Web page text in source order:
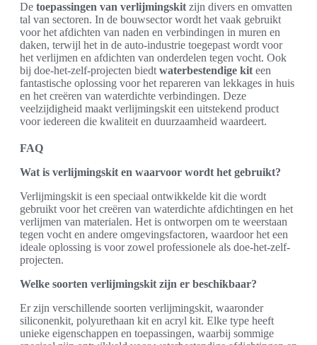
De toepassingen van verlijmingskit zijn divers en omvatten
tal van sectoren. In de bouwsector wordt het vaak gebruikt
voor het afdichten van naden en verbindingen in muren en
daken, terwijl het in de auto-industrie toegepast wordt voor
het verlijmen en afdichten van onderdelen tegen vocht. Ook
bij doe-het-zelf-projecten biedt waterbestendige kit een
fantastische oplossing voor het repareren van lekkages in huis
en het creëren van waterdichte verbindingen. Deze
veelzijdigheid maakt verlijmingskit een uitstekend product
voor iedereen die kwaliteit en duurzaamheid waardeert.
FAQ
Wat is verlijmingskit en waarvoor wordt het gebruikt?
Verlijmingskit is een speciaal ontwikkelde kit die wordt
gebruikt voor het creëren van waterdichte afdichtingen en het
verlijmen van materialen. Het is ontworpen om te weerstaan
tegen vocht en andere omgevingsfactoren, waardoor het een
ideale oplossing is voor zowel professionele als doe-het-zelf-
projecten.
Welke soorten verlijmingskit zijn er beschikbaar?
Er zijn verschillende soorten verlijmingskit, waaronder
siliconenkit, polyurethaan kit en acryl kit. Elke type heeft
unieke eigenschappen en toepassingen, waarbij sommige